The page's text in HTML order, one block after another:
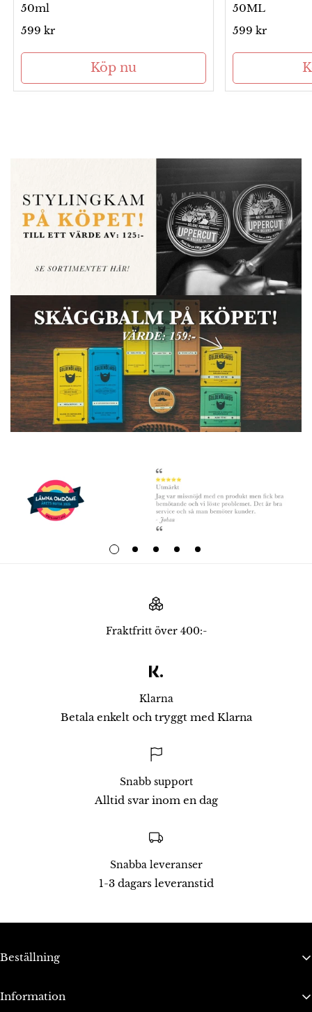
50ml
Ordinarie
599 kr
Köp nu
50ML
Ordinarie
599 kr
Fraktfritt över 400:-
Klarna
Betala enkelt och tryggt med Klarna
Snabb support
Alltid svar inom en dag
Snabba leveranser
1-3 dagars leveranstid
Beställning
Information